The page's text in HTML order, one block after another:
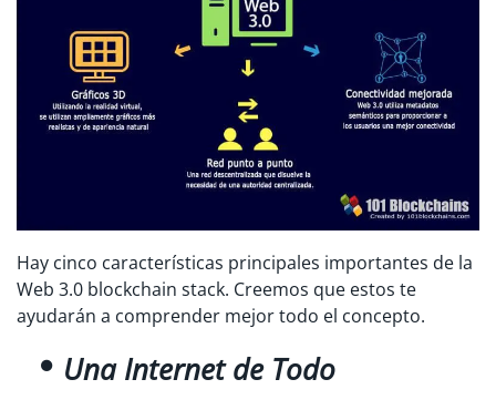
Hay cinco características principales importantes de la
Web 3.0 blockchain stack. Creemos que estos te
ayudarán a comprender mejor todo el concepto.
Una Internet de Todo